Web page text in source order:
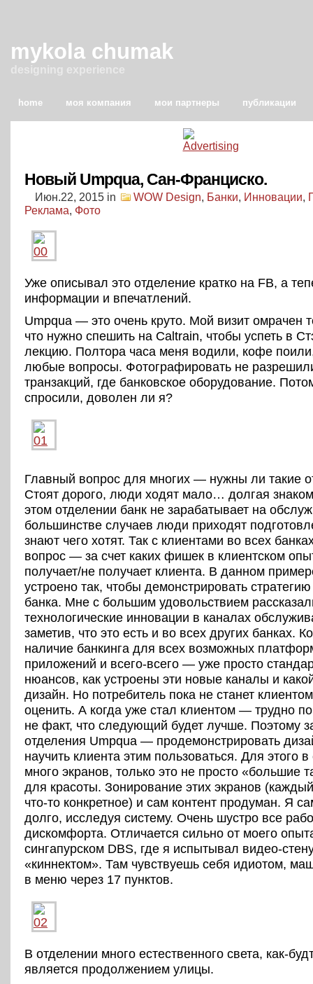
mykola chumak
home моя компания мои партнеры публикации
Новый Umpqua, Сан-Франциско.
Июн.22, 2015 in WOW Design, Банки, Инновации,
Реклама, Фото
Уже описывал это отделение кратко на FB, а
информации и впечатлений.
Umpqua — это очень круто. Мой визит омрачен
что нужно спешить на Caltrain, чтобы успеть в
лекцию. Полтора часа меня водили, кофе
любые вопросы. Фотографировать не
транзакций, где банковское оборудование.
спросили, доволен ли я?
Главный вопрос для многих — нужны ли такие
Стоят дорого, люди ходят мало… долгая
этом отделении банк не зарабатывает на
большинстве случаев люди приходят
знают чего хотят. Так с клиентами во всех
вопрос — за счет каких фишек в клиентском
получает/не получает клиента. В данном
устроено так, чтобы демонстрировать
банка. Мне с большим удовольствием
технологические инновации в каналах
заметив, что это есть и во всех других банках.
наличие банкинга для всех возможных
приложений и всего-всего — уже просто
нюансов, как устроены эти новые каналы и
дизайн. Но потребитель пока не станет
оценить. А когда уже стал клиентом — трудно
не факт, что следующий будет лучше. Поэтому
отделения Umpqua — продемонстрировать
научить клиента этим пользоваться. Для этого
много экранов, только это не просто «большие
для красоты. Зонирование этих экранов
что-то конкретное) и сам контент продуман. Я
долго, исследуя систему. Очень шустро все
дискомфорта. Отличается сильно от моего
сингапурском DBS, где я испытывал видео-
«киннектом». Там чувствуешь себя идиотом,
в меню через 17 пунктов.
В отделении много естественного света, как-
является продолжением улицы.